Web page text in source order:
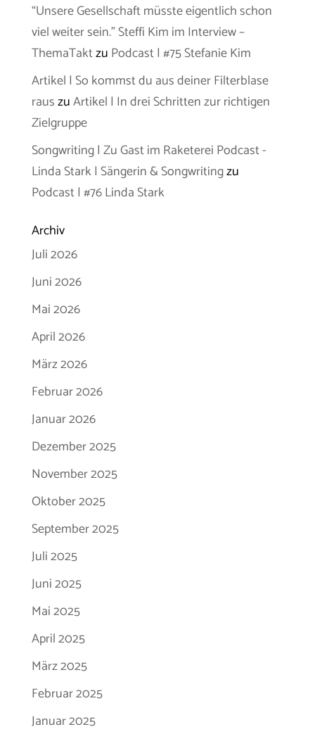
“Unsere Gesellschaft müsste eigentlich schon
viel weiter sein.” Steffi Kim im Interview –
ThemaTaktzu Podcast | #75 Stefanie Kim
Artikel | So kommst du aus deiner Filterblase
rauszuArtikel | In drei Schritten zur richtigen
Zielgruppe
Songwriting | Zu Gast im Raketerei Podcast -
Linda Stark | Sängerin & Songwritingzu
Podcast | #76 Linda Stark
Archiv
Juli 2026
Juni 2026
Mai 2026
April 2026
März 2026
Februar 2026
Januar 2026
Dezember 2025
November 2025
Oktober 2025
September 2025
Juli 2025
Juni 2025
Mai 2025
April 2025
März 2025
Februar 2025
Januar 2025